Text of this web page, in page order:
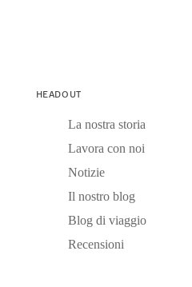
HEADOUT
La nostra storia
Lavora con noi
Notizie
Il nostro blog
Blog di viaggio
Recensioni